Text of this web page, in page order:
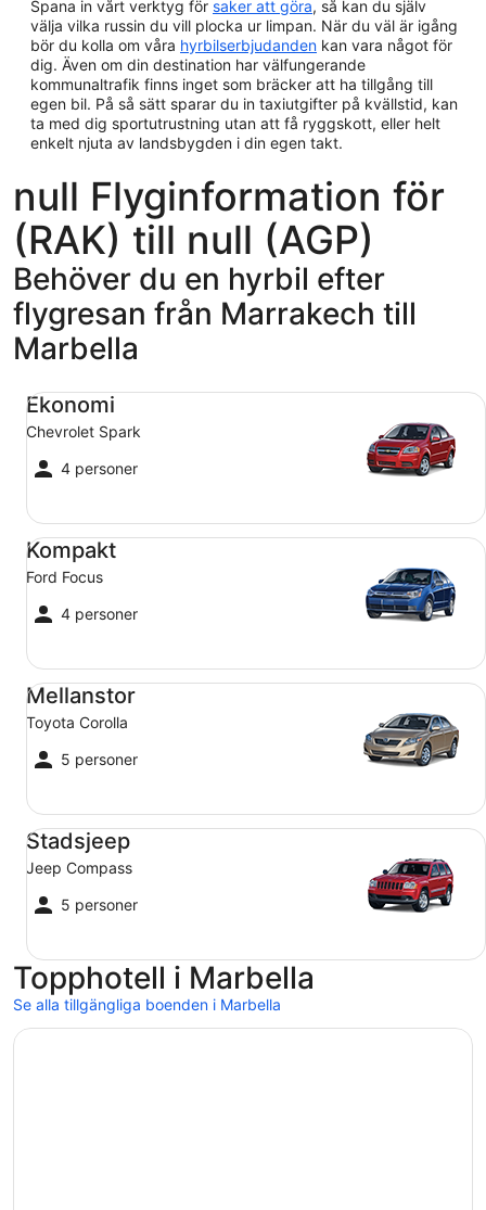
Spana in vårt verktyg för saker att göra, så kan du själv
välja vilka russin du vill plocka ur limpan. När du väl är igång
bör du kolla om våra hyrbilserbjudanden kan vara något för
dig. Även om din destination har välfungerande
kommunaltrafik finns inget som bräcker att ha tillgång till
egen bil. På så sätt sparar du in taxiutgifter på kvällstid, kan
ta med dig sportutrustning utan att få ryggskott, eller helt
enkelt njuta av landsbygden i din egen takt.
null Flyginformation för
(RAK) till null (AGP)
Behöver du en hyrbil efter
flygresan från Marrakech till
Marbella
Ekonomi
Chevrolet Spark
4 personer
Ekonomi Chevrolet Spark
Kompakt
Ford Focus
4 personer
Kompakt Ford Focus
Mellanstor
Toyota Corolla
5 personer
Mellanstor Toyota Corolla
Stadsjeep
Jeep Compass
5 personer
Stadsjeep Jeep Compass
Topphotell i Marbella
Se alla tillgängliga boenden i Marbella
Öppnas i ett nytt fönster
Hard Rock Hotel Marbella – Puerto Banús